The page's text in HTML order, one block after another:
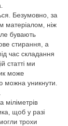
Безумовно, за
матеріалом, ніж
бувають
стирання, а
час складання
статті ми
може
можна уникнути.
міліметрів
щоб у разі
трохи